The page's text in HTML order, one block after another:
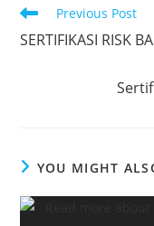
Read
articles
Previous Post
SERTIFIKASI RISK
YOU MIGHT